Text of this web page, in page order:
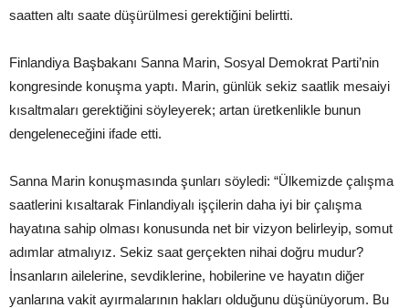
saatten altı saate düşürülmesi gerektiğini belirtti.
Finlandiya Başbakanı Sanna Marin, Sosyal Demokrat Parti’nin
kongresinde konuşma yaptı. Marin, günlük sekiz saatlik mesaiyi
kısaltmaları gerektiğini söyleyerek; artan üretkenlikle bunun
dengeleneceğini ifade etti.
Sanna Marin konuşmasında şunları söyledi: “Ülkemizde çalışma
saatlerini kısaltarak Finlandiyalı işçilerin daha iyi bir çalışma
hayatına sahip olması konusunda net bir vizyon belirleyip, somut
adımlar atmalıyız. Sekiz saat gerçekten nihai doğru mudur?
İnsanların ailelerine, sevdiklerine, hobilerine ve hayatın diğer
yanlarına vakit ayırmalarının hakları olduğunu düşünüyorum. Bu